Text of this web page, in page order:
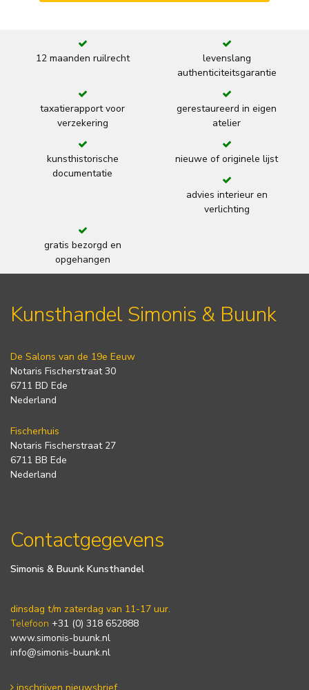
12 maanden ruilrecht
levenslang
authenticiteitsgarantie
taxatierapport voor
verzekering
gerestaureerd in eigen
atelier
kunsthistorische
documentatie
nieuwe of originele lijst
advies interieur en
verlichting
gratis bezorgd en
opgehangen
Kunsthandel Simonis & Buunk
De Salons van de 19e Eeuw
Notaris Fischerstraat 30
6711 BD Ede
Nederland
Fischerhuis
Notaris Fischerstraat 27
6711 BB Ede
Nederland
Contactgegevens
Simonis & Buunk Kunsthandel
dinsdag t/m zaterdag van 11-17 uur.
Telefoon +31 (0) 318 652888
www.simonis-buunk.nl
info@simonis-buunk.nl
inschrijven nieuwsbrief